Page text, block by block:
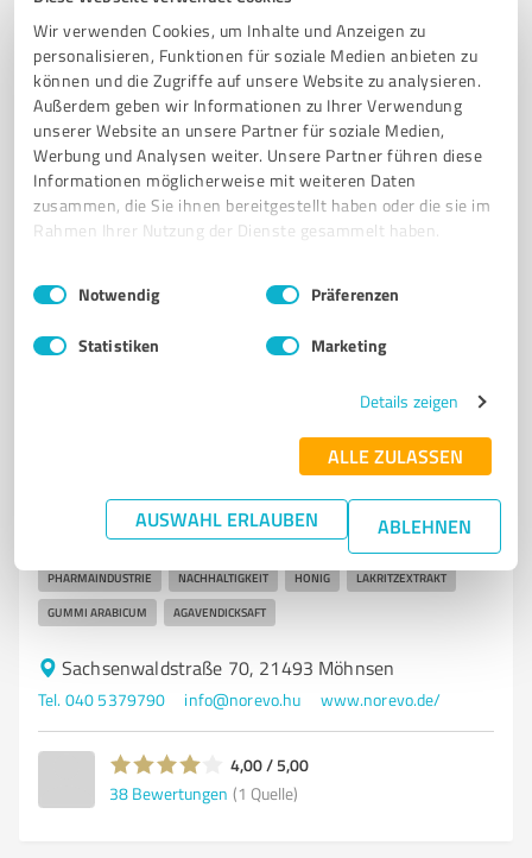
Wir verwenden Cookies, um Inhalte und Anzeigen zu
personalisieren, Funktionen für soziale Medien anbieten zu
können und die Zugriffe auf unsere Website zu analysieren.
Außerdem geben wir Informationen zu Ihrer Verwendung
unserer Website an unsere Partner für soziale Medien,
Werbung und Analysen weiter. Unsere Partner führen diese
Informationen möglicherweise mit weiteren Daten
zusammen, die Sie ihnen bereitgestellt haben oder die sie im
Rahmen Ihrer Nutzung der Dienste gesammelt haben.
Impressum Datenschutzbestimmungen
Einwilligungsauswahl
Notwendig Präferenzen
Statistiken Marketing
Details zeigen
ALLE ZULASSEN
AUSWAHL ERLAUBEN ABLEHNEN
DEMETER BIOLAND HOF HOFLADEN FERIENWOHNUNG
BIOPRODUKTE MILCHVIEHBETRIEB
Lange Str. 30, 19258 Bengerstorf
info@luisenhof-wiebendorf.de luisenhof-wiebendorf.de/
4,00 / 5,00
Norevo Produktion GmbH - Ihr Partner für natürliche
GROSSHÄNDLER NATÜRLICHE ROHSTOFFE
LEBENSMITTELINDUSTRIE SÜSSWARENINDUSTRIE
PHARMAINDUSTRIE NACHHALTIGKEIT HONIG LAKRITZEXTRAKT
GUMMI ARABICUM AGAVENDICKSAFT
Sachsenwaldstraße 70, 21493 Möhnsen
Tel. 040 5379790 info@norevo.hu www.norevo.de/
4,00 / 5,00
38 Bewertungen (1 Quelle)